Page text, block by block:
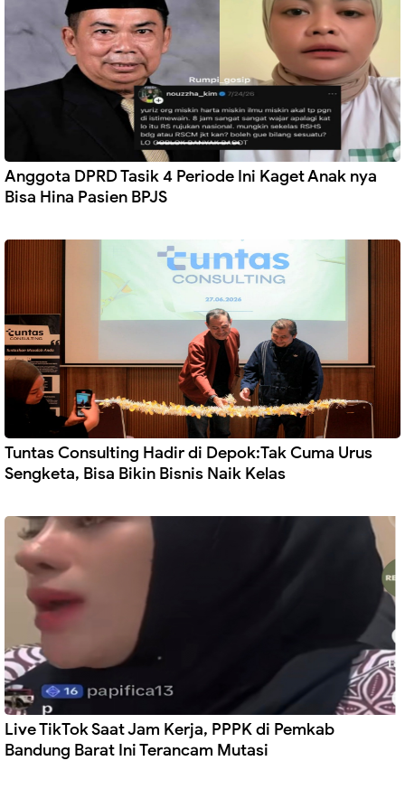
Anggota DPRD Tasik 4 Periode Ini Kaget Anak nya
Bisa Hina Pasien BPJS
Tuntas Consulting Hadir di Depok:Tak Cuma Urus
Sengketa, Bisa Bikin Bisnis Naik Kelas
Live TikTok Saat Jam Kerja, PPPK di Pemkab
Bandung Barat Ini Terancam Mutasi